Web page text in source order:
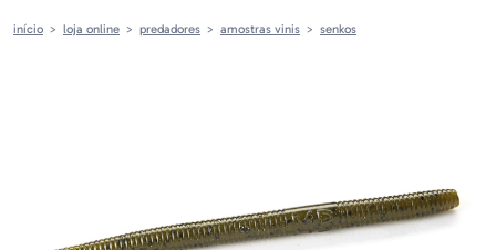
início loja online predadores amostras vinis senkos